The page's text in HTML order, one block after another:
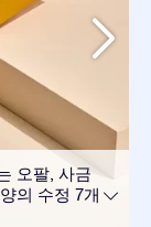
오팔, 사금
의 수정 7개